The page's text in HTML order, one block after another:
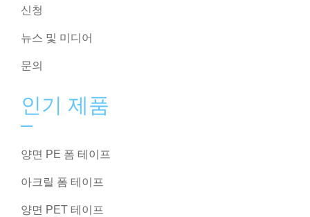
신청
뉴스 및 미디어
문의
인기 제품
양면 PE 폼 테이프
아크릴 폼 테이프
양면 PET 테이프